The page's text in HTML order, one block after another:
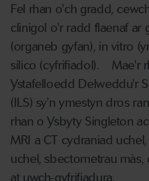
Fel rhan o'ch gradd,
clinigol o'r radd flaenaf ar
(organeb gyfan), in vitro
silico (cyfrifiadol). Mae'r
Ystafelloedd Delweddu'r
(ILS) sy'n ymestyn dros
rhan o Ysbyty Singleton
MRI a CT cydraniad
uchel, sbectometrau
at uwch-gyfrifiadura.